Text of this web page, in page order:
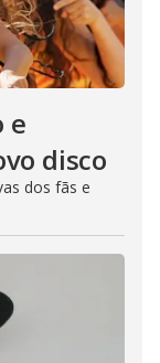
e
disco
dos fãs e